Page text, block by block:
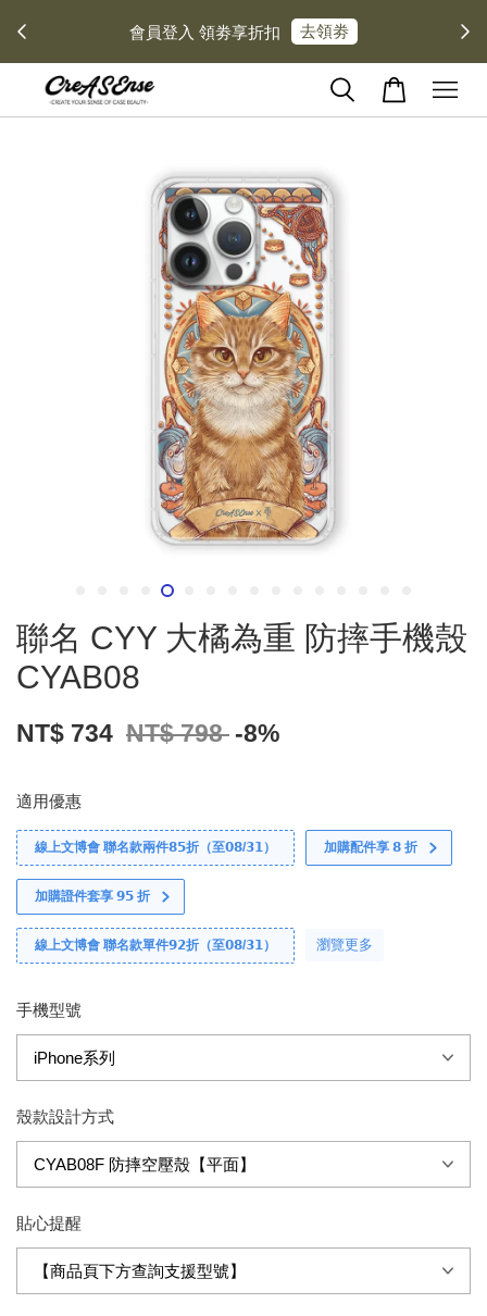
會員登入 領劵享折扣 去領劵
聯名 CYY 大橘為重 防摔手機殼
CYAB08
NT$ 734 NT$ 798 -8%
適用優惠
線上文博會 聯名款兩件𝟴𝟱折（至𝟬𝟴/𝟯𝟭） 加購配件享 𝟴 折
加購證件套享 𝟵𝟱 折
線上文博會 聯名款單件𝟵𝟮折（至𝟬𝟴/𝟯𝟭） 瀏覽更多
手機型號
殼款設計方式
貼心提醒